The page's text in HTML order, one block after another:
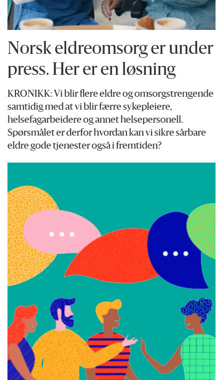
Norsk eldreomsorg er under
press. Her er en løsning
KRONIKK: Vi blir flere eldre og omsorgstrengende
samtidig med at vi blir færre sykepleiere,
helsefagarbeidere og annet helsepersonell.
Spørsmålet er derfor hvordan kan vi sikre sårbare
eldre gode tjenester også i fremtiden?